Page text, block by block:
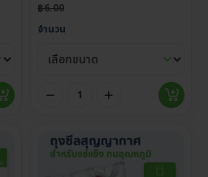
฿6.00
จำนวน